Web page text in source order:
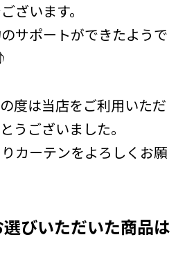
ざいます。
サポートができたようで
度は当店をご利用いただ
うございました。
カーテンをよろしくお願
選びいただいた商品は